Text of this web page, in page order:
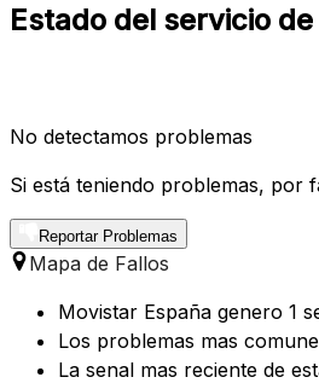
Estado del servicio
No detectamos problemas
Si está teniendo problemas, por
Reportar Problemas
Mapa de Fallos
Movistar España genero 1
Los problemas mas
La senal mas reciente de